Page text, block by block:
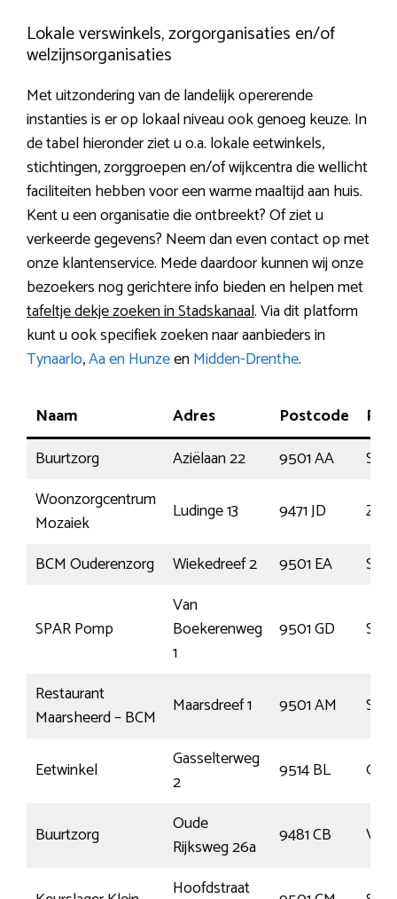
Lokale verswinkels, zorgorganisaties en/of
welzijnsorganisaties
Met uitzondering van de landelijk opererende
instanties is er op lokaal niveau ook genoeg keuze. In
de tabel hieronder ziet u o.a. lokale eetwinkels,
stichtingen, zorggroepen en/of wijkcentra die wellicht
faciliteiten hebben voor een warme maaltijd aan huis.
Kent u een organisatie die ontbreekt? Of ziet u
verkeerde gegevens? Neem dan even contact op met
onze klantenservice. Mede daardoor kunnen wij onze
bezoekers nog gerichtere info bieden en helpen met
tafeltje dekje zoeken in Stadskanaal. Via dit platform
kunt u ook specifiek zoeken naar aanbieders in
Tynaarlo,Aa en HunzeenMidden-Drenthe.
Naam Adres Postcode
Buurtzorg
Aziëlaan 22 9501 AA
Woonzorgcentrum
Mozaiek
Ludinge 13 9471 JD
BCM Ouderenzorg
Wiekedreef 2 9501 EA
SPAR Pomp
Van
Boekerenweg
1
9501 GD
Restaurant
Maarsheerd – BCM
Maarsdreef 1 9501 AM
Eetwinkel
Gasselterweg
2
9514 BL
Buurtzorg
Oude
Rijksweg 26a
9481 CB Vries
Hoofdstraat